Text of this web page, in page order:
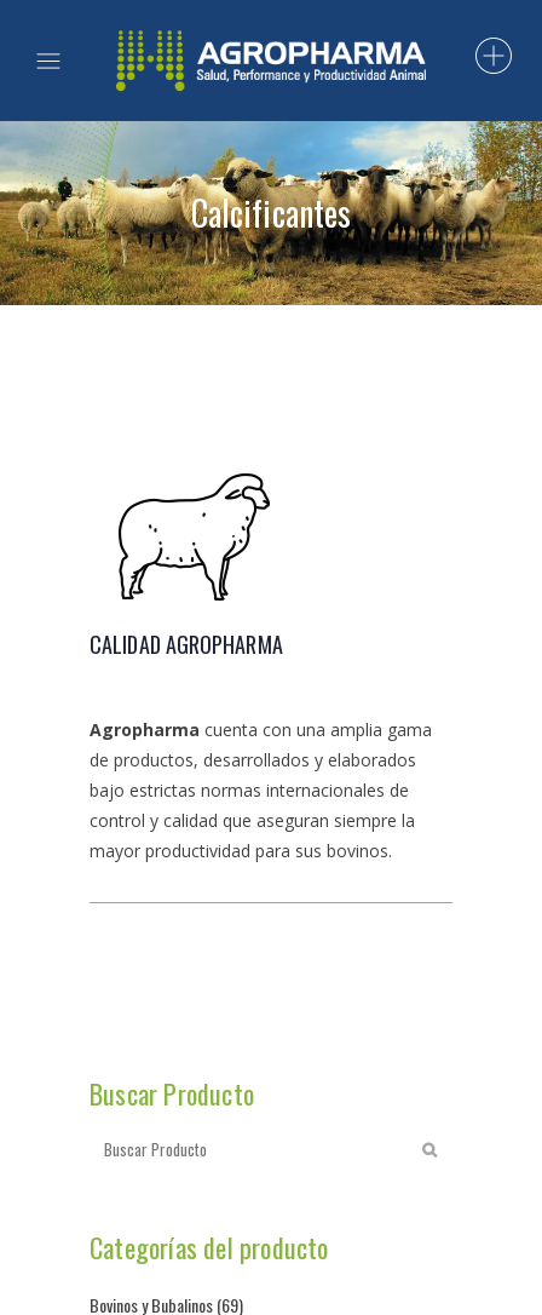
Calcificantes
CALIDAD AGROPHARMA
Agropharma cuenta con una amplia gama
de productos, desarrollados y elaborados
bajo estrictas normas internacionales de
control y calidad que aseguran siempre la
mayor productividad para sus bovinos.
Buscar Producto
Categorías del producto
Bovinos y Bubalinos(69)